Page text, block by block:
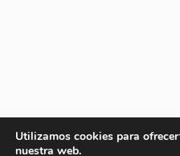
Utilizamos cookies para
nuestra web.